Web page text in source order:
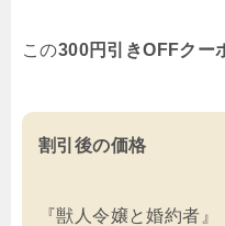
この300円引きOFFクー
割引後の価格
『獣人令嬢と婚約者』